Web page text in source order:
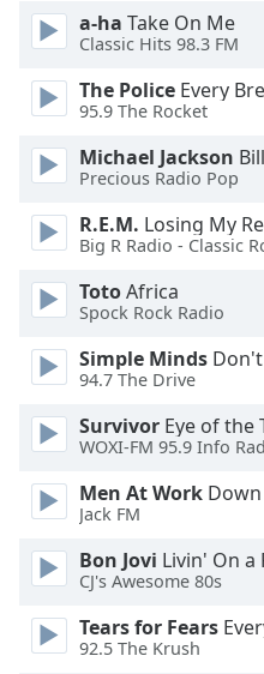
Opacity
Caption
Area
Background
Style
Font
Family
Reset
a-ha Take On Me
Classic Hits 98.3 FM
The Police Every
95.9 The Rocket
Michael Jackson
Precious Radio Pop
R.E.M. Losing My
Big R Radio - Classic
TotoAfrica
Spock Rock Radio
Simple Minds
94.7 The Drive
Survivor Eye of the
WOXI-FM 95.9 Info
Men At Work
Jack FM
Bon Jovi Livin' On a
CJ's Awesome 80s
Tears for Fears
92.5 The Krush